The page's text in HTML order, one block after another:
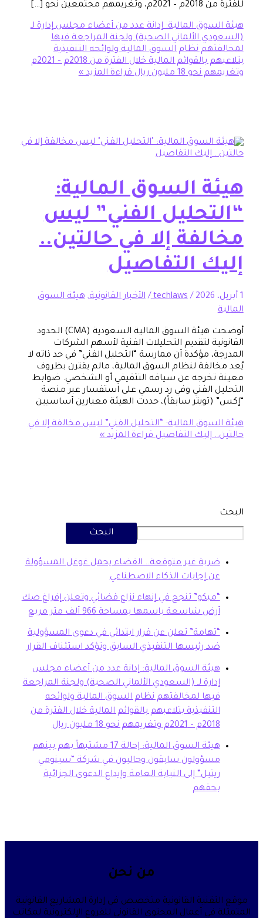
المالية: إدانة عدد من أعضاء مجلس إدارة لـ
الألماني الصحية) ولجنة المراجعة فيها
نظام السوق المالية ولوائحه التنفيذية
بتلاعبهم بالقوائم المالية خلال الفترة من 2018م – 2021م
مليون ريال
قراءة المزيد »
السوق المالية:
الفني” ليس
إلا في حالتين..
التفاصيل
/
techlaws
/الأخبار القانونية,هيئة السوق
أوضحت هيئة السوق المالية السعودية (CMA) الحدود
لتقديم التحليلات الفنية لأسهم الشركات
مؤكدة أن ممارسة “التحليل الفني” في حد ذاته لا
لنظام السوق المالية، مالم يقترن بظروف
عن سياقه التثقيفي أو الشخصي. ضوابط
الفني وفي رد رسمي على استفسار عبر منصة
سابقاً)، حددت الهيئة معيارين أساسيين
المالية: “التحليل الفني” ليس مخالفة إلا في
إليك التفاصيلقراءة المزيد »
غير متوقعة.. القضاء يحمل غوغل المسؤولة
إجابات الذكاء الاصطناعي
تنجح في إنهاء نزاع قضائي وتعلن إفراغ صك
شاسعة باسمها بمساحة 966 ألف متر مربع
تعلن عن قرار ابتدائي في دعوى المسؤولية
رئيسها التنفيذي السابق وتؤكد استئناف القرار
السوق المالية: إدانة عدد من أعضاء مجلس
لـ (السعودي الألماني الصحية) ولجنة المراجعة
لمخالفتهم نظام السوق المالية ولوائحه
بتلاعبهم بالقوائم المالية خلال الفترة من
هيئة السوق المالية: إحالة 17 مشتبهاً بهم بينهم
سابقون وحاليون في شركة “سينومي
إلى النيابة العامة وإيداع الدعوى الجزائية
القانونية متخصص في إدارة المشاريع القانونية
أعمال المحتوى القانوني للفروع الإلكترونية لمكاتب